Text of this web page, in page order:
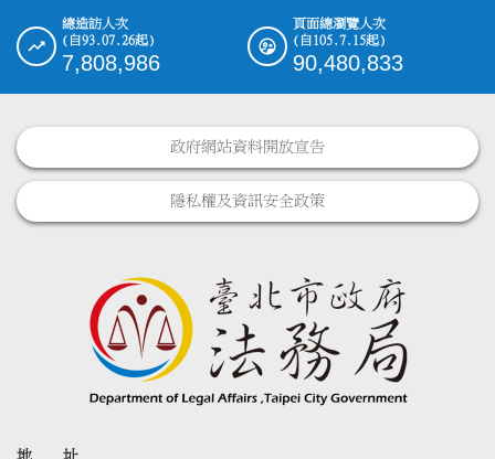
總造訪人次
(自93.07.26起)
7,808,986
頁面總瀏覽人次
(自105.7.15起)
90,480,833
政府網站資料開放宣告
隱私權及資訊安全政策